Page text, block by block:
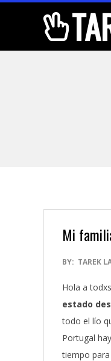
Mi
2017-
01
BY: TAREK
Hola a
estado
todo el lío
Portugal
tiempo para